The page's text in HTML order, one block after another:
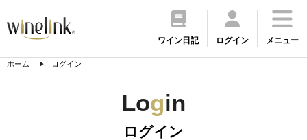
ワイン日記 ログイン メニュー
ホーム ログイン
Login
ログイン